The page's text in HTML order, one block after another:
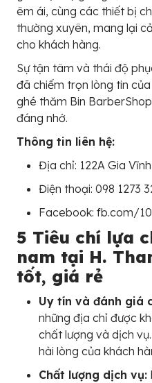
êm ái, cùng các thiết bị
thường xuyên, mang lại
cho khách hàng.
Sự tận tâm và thái độ
đã chiếm trọn lòng tin
ghé thăm Bin
đáng nhớ.
Thông tin liên hệ:
Địa chỉ: 122A Gia
Điện thoại: 098 1273
Facebook: fb.com/
5 Tiêu chí lựa
nam tại H.
tốt, giá rẻ
Uy tín và đánh giá
những địa chỉ được
chất lượng và dịch
hài lòng của khách
Chất lượng dịch vụ: